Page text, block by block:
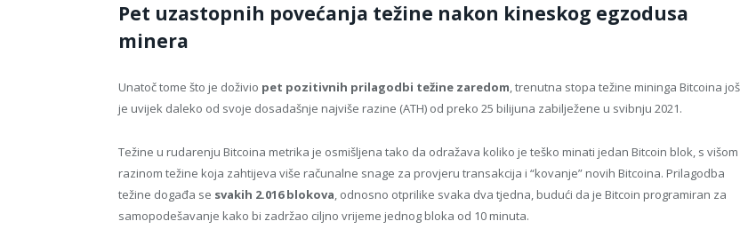
Pet uzastopnih povećanja težine nakon kineskog egzodusa
minera
Unatoč tome što je doživio pet pozitivnih prilagodbi težine zaredom, trenutna stopa težine mininga Bitcoina još
je uvijek daleko od svoje dosadašnje najviše razine (ATH) od preko 25 bilijuna zabilježene u svibnju 2021.
Težine u rudarenju Bitcoina metrika je osmišljena tako da odražava koliko je teško minati jedan Bitcoin blok, s višom
razinom težine koja zahtijeva više računalne snage za provjeru transakcija i “kovanje” novih Bitcoina. Prilagodba
težine događa se svakih 2.016 blokova , odnosno otprilike svaka dva tjedna, budući da je Bitcoin programiran za
samopodešavanje kako bi zadržao ciljno vrijeme jednog bloka od 10 minuta.